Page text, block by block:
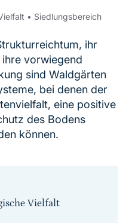
• Siedlungsbereich
ihr
vorwiegend
sind Waldgärten
bei denen der
eine positive
des Bodens
können.
Vielfalt